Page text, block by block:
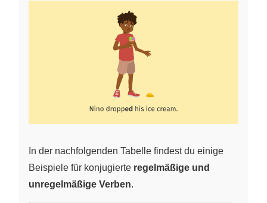
In der nachfolgenden Tabelle findest du einige
Beispiele für konjugierte regelmäßige und
unregelmäßige Verben.